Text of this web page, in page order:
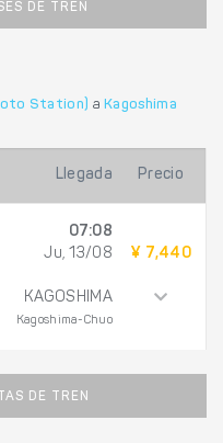
DE TREN
Station) a Kagoshima
Llegada Precio
07:08
Ju, 13/08
KAGOSHIMA
Kagoshima-Chuo
¥ 7,440
DE TREN